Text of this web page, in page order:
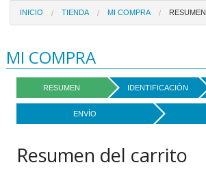
INICIO TIENDA MI COMPRA RESUMEN
MI COMPRA
RESUMEN IDENTIFICACIÓN
ENVÍO
Resumen del carrito